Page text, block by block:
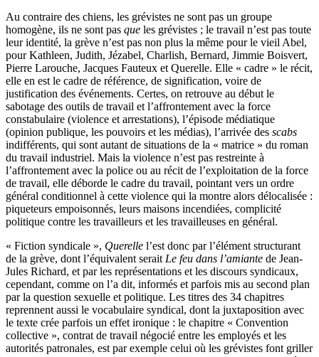
Au contraire des chiens, les grévistes ne sont pas un groupe
homogène, ils ne sont pas que les grévistes ; le travail n’est pas toute
leur identité, la grève n’est pas non plus la même pour le vieil Abel,
pour Kathleen, Judith, Jézabel, Charlish, Bernard, Jimmie Boisvert,
Pierre Larouche, Jacques Fauteux et Querelle. Elle « cadre » le récit,
elle en est le cadre de référence, de signification, voire de
justification des événements. Certes, on retrouve au début le
sabotage des outils de travail et l’affrontement avec la force
constabulaire (violence et arrestations), l’épisode médiatique
(opinion publique, les pouvoirs et les médias), l’arrivée des scabs
indifférents, qui sont autant de situations de la « matrice » du roman
du travail industriel. Mais la violence n’est pas restreinte à
l’affrontement avec la police ou au récit de l’exploitation de la force
de travail, elle déborde le cadre du travail, pointant vers un ordre
général conditionnel à cette violence qui la montre alors délocalisée :
piqueteurs empoisonnés, leurs maisons incendiées, complicité
politique contre les travailleurs et les travailleuses en général.
« Fiction syndicale », Querelle l’est donc par l’élément structurant
de la grève, dont l’équivalent serait Le feu dans l’amiante de Jean-
Jules Richard, et par les représentations et les discours syndicaux,
cependant, comme on l’a dit, informés et parfois mis au second plan
par la question sexuelle et politique. Les titres des 34 chapitres
reprennent aussi le vocabulaire syndical, dont la juxtaposition avec
le texte crée parfois un effet ironique : le chapitre « Convention
collective », contrat de travail négocié entre les employés et les
autorités patronales, est par exemple celui où les grévistes font griller